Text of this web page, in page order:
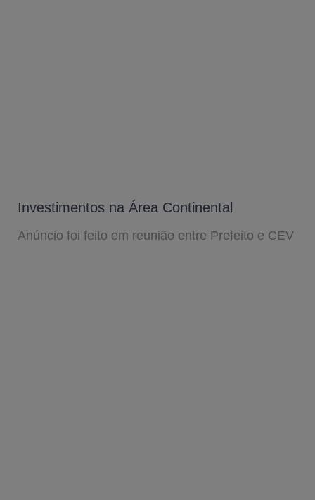
Investimentos na Área Continental
Anúncio foi feito em reunião entre Prefeito e CEV